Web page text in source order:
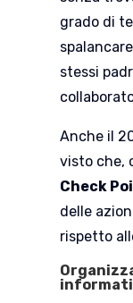
grado di
stessi
Anche il
visto che,
Check
delle
rispetto